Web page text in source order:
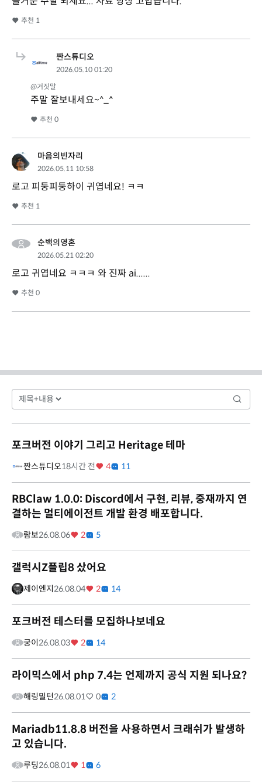
추천 1
짠스튜디오
2026.05.10 01:20
@거짓말
주말 잘보내세요~^_^
추천 0
마음의빈자리
2026.05.11 10:58
로고 피둥피둥하이 귀엽네요! ㅋㅋ
추천 1
순백의영혼
2026.05.21 02:20
로고 귀엽네요 ㅋㅋㅋ 와 진짜 ai......
추천 0
포크버전 이야기 그리고 Heritage 테마
짠스튜디오18시간 전 4 11
RBClaw 1.0.0: Discord에서 구현, 리뷰, 중재까지 연
결하는 멀티에이전트 개발 환경 배포합니다.
람보26.08.06 2 5
갤럭시Z플립8 샀어요
제이엔지26.08.04 2 14
포크버전 테스터를 모집하나보네요
궁이26.08.03 2 14
라이믹스에서 php 7.4는 언제까지 공식 지원 되나요?
해링밀턴26.08.01 0 2
Mariadb11.8.8 버전을 사용하면서 크래쉬가 발생하
고 있습니다.
루딩26.08.01 1 6